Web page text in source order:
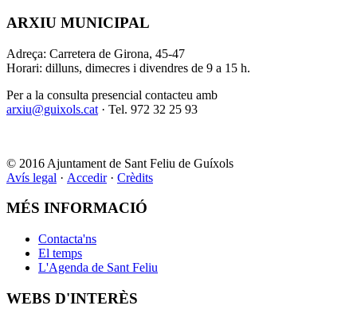
ARXIU MUNICIPAL
Adreça: Carretera de Girona, 45-47
Horari: dilluns, dimecres i divendres de 9 a 15 h.
Per a la consulta presencial contacteu amb
arxiu@guixols.cat · Tel. 972 32 25 93
© 2016 Ajuntament de Sant Feliu de Guíxols
Avís legal · Accedir· Crèdits
MÉS INFORMACIÓ
Contacta'ns
El temps
L'Agenda de Sant Feliu
WEBS D'INTERÈS